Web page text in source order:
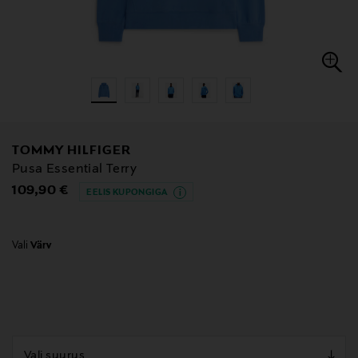
TOMMY HILFIGER
Pusa Essential Terry
Original Price
109,90 € EELIS KUPONGIGA
Vali Värv